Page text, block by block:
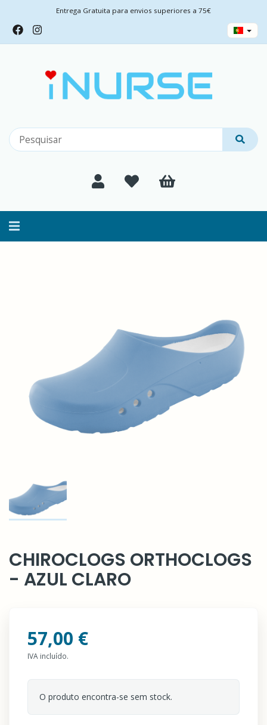
Entrega Gratuita para envios superiores a 75€
Alternar
CHIROCLOGS ORTHOCLOGS
- AZUL CLARO
57,00 €
IVA incluído.
O produto encontra-se sem stock.